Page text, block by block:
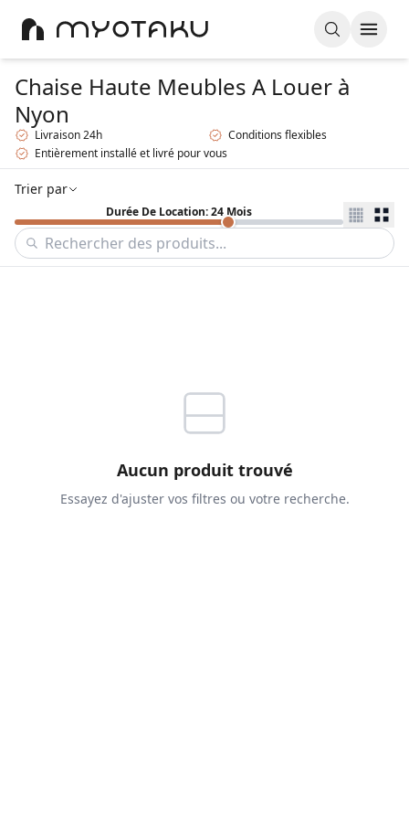
Chaise Haute Meubles A Louer à
Nyon
Livraison 24h
Conditions flexibles
Entièrement installé et livré pour vous
Trier par
Durée De Location: 24 Mois
Aucun produit trouvé
Essayez d'ajuster vos filtres ou votre recherche.